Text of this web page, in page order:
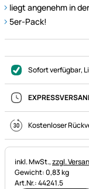
liegt angenehm in
5er-Pack!
Sofort verfügbar,
Kostenloser
Steuerhinweis:
inkl. MwSt.,zzgl.
Gewicht: 0,83 kg
Art.Nr.: 44241.5